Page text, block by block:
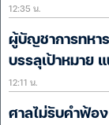
12:35 น.
ผู้บัญชาการทหา
บรรลุเป้าหมาย
12:11 น.
ศาลไม่รับคำฟ้อ